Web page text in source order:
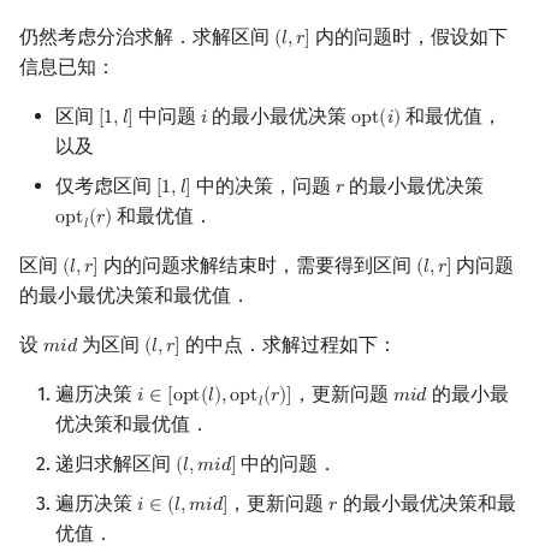
仍然考虑分治求解．求解区间 (𝑙,𝑟]
(l,r] 内的问题时，假设如下
信息已知：
区间 [1,𝑙]
[1, l] 中问题 𝑖
i 的最小最优决策opt(𝑖)
opt(i) 和最优值，
以及
仅考虑区间 [1,𝑙]
[1, l] 中的决策，问题 𝑟
r的最小最优决策
opt𝑙(𝑟)
optl(r) 和最优值．
区间 (𝑙,𝑟]
(l,r] 内的问题求解结束时，需要得到区间 (𝑙,𝑟]
(l,r] 内问题
的最小最优决策和最优值．
设 𝑚𝑖𝑑
mid为区间 (𝑙,𝑟]
(l,r] 的中点．求解过程如下：
遍历决策 𝑖 ∈ [opt(𝑙),opt𝑙(𝑟)]
i ∈[ opt(l),optl(r)] ，更新问题 𝑚𝑖𝑑
mid的最小最
优决策和最优值．
递归求解区间 (𝑙,𝑚𝑖𝑑]
(l,mid] 中的问题．
遍历决策 𝑖 ∈ (𝑙,𝑚𝑖𝑑]
i ∈( l,mid] ，更新问题𝑟
r 的最小最优决策和最
优值．